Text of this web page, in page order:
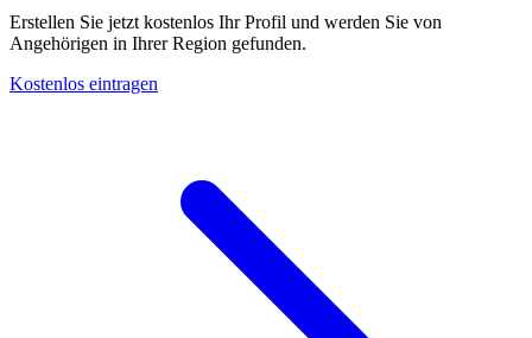
Erstellen Sie jetzt kostenlos Ihr Profil und werden Sie von
Angehörigen in Ihrer Region gefunden.
Kostenlos eintragen